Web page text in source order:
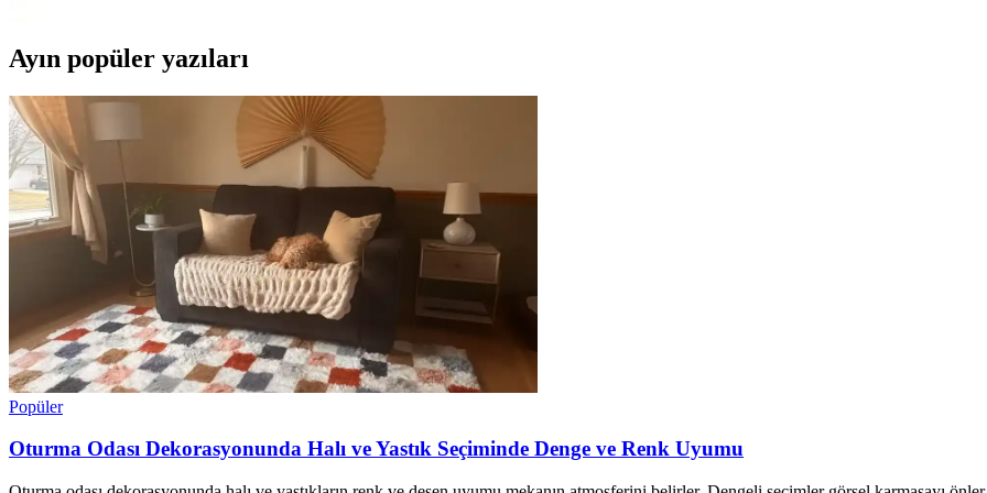
Ayın popüler yazıları
Popüler
Oturma Odası Dekorasyonunda Halı ve Yastık Seçiminde Denge ve Renk Uyumu